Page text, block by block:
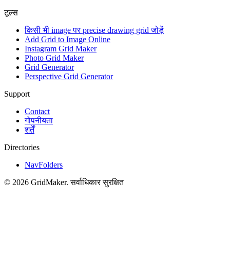
टूल्स
किसी भी image पर precise drawing grid जोड़ें
Add Grid to Image Online
Instagram Grid Maker
Photo Grid Maker
Grid Generator
Perspective Grid Generator
Support
Contact
गोपनीयता
शर्तें
Directories
NavFolders
© 2026 GridMaker. सर्वाधिकार सुरक्षित